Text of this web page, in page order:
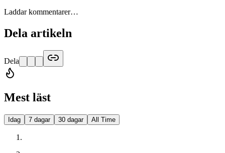
Laddar kommentarer…
Dela artikeln
Dela
Mest läst
Idag 7 dagar 30 dagar All Time